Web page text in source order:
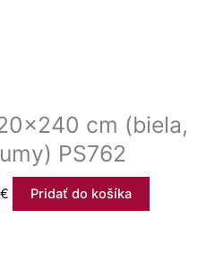
cm (biela,
PS762
€ Pridať do košíka